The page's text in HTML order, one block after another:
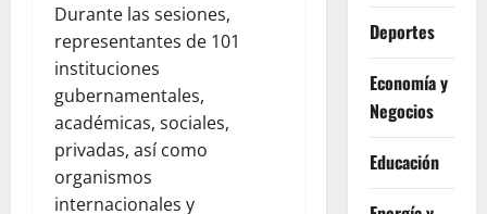
Durante las sesiones,
representantes de 101
instituciones
gubernamentales,
académicas, sociales,
privadas, así como
organismos
internacionales y
Deportes
Economía y
Negocios
Educación